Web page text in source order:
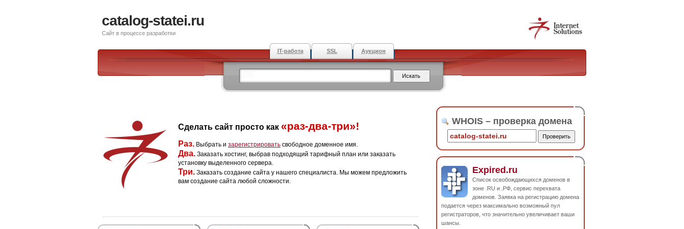
catalog-statei.ru
Сайт в процессе разработки
IT-работа SSL Аукцион
Сделать сайт просто как «раз-два-три»!
Раз. Выбрать и зарегистрировать свободное доменное имя.
Два. Заказать хостинг, выбрав подходящий тарифный план или заказать
установку выделенного сервера.
Три. Заказать создание сайта у нашего специалиста. Мы можем предложить
вам создание сайта любой сложности.
WHOIS – проверка домена
Expired.ru
Список освобождающихся доменов в
зоне .RU и .РФ, сервис перехвата
доменов. Заявка на регистрацию домена
подается через максимально возможный пул
регистраторов, что значительно увеличивает ваши
шансы.